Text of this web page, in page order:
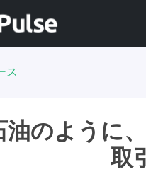
ス
油のように
取